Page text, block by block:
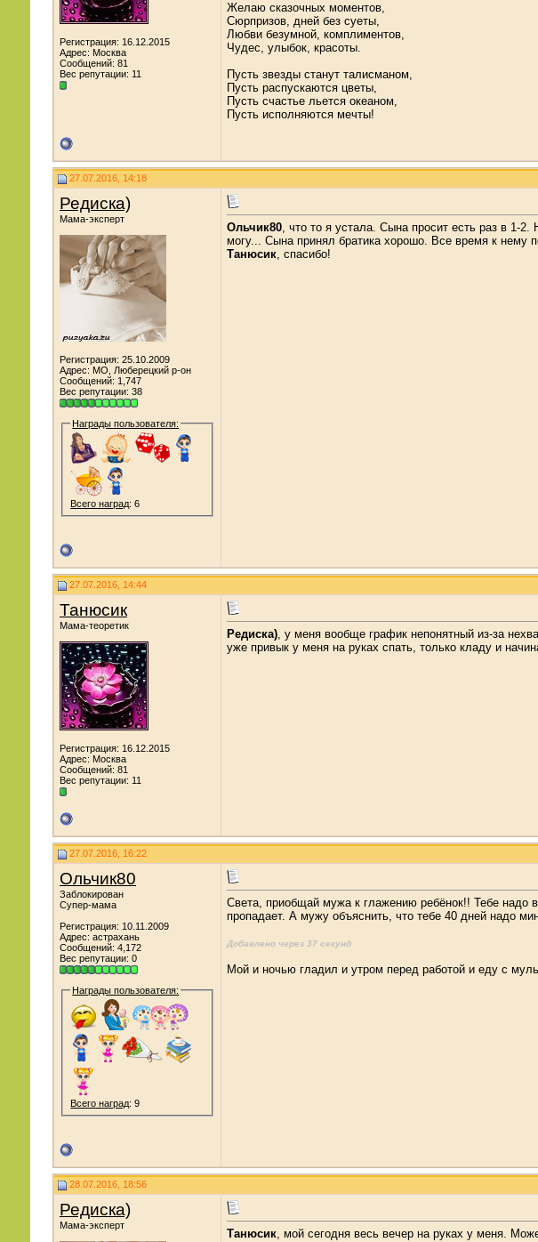
Регистрация: 16.12.2015
Адрес: Москва
Сообщений: 81
Вес репутации: 11
Желаю сказочных моментов,
Сюрпризов, дней без суеты,
Любви безумной, комплиментов,
Чудес, улыбок, красоты.
Пусть звезды станут талисманом,
Пусть распускаются цветы,
Пусть счастье льется океаном,
Пусть исполняются мечты!
27.07.2016, 14:18
Редиска)
Мама-эксперт
Регистрация: 25.10.2009
Адрес: МО, Люберецкий р-он
Сообщений: 1,747
Вес репутации: 38
Награды пользователя:
Всего наград: 6
Ольчик80, что то я устала. Сына просит есть раз в 1-
могу... Сына принял братика хорошо. Все время к нему
Танюсик, спасибо!
27.07.2016, 14:44
Танюсик
Мама-теоретик
Регистрация: 16.12.2015
Адрес: Москва
Сообщений: 81
Вес репутации: 11
Редиска), у меня вообще график непонятный из-за
уже привык у меня на руках спать, только кладу и
27.07.2016, 16:22
Ольчик80
Заблокирован
Супер-мама
Регистрация: 10.11.2009
Адрес: астрахань
Сообщений: 4,172
Вес репутации: 0
Награды пользователя:
Всего наград: 9
Света, приобщай мужа к глажению ребёнок!! Тебе надо
пропадает. А мужу объяснить, что тебе 40 дней надо
Добавлено через 37 секунд
Мой и ночью гладил и утром перед работой и еду с
28.07.2016, 18:56
Редиска)
Мама-эксперт
Танюсик, мой сегодня весь вечер на руках у меня.